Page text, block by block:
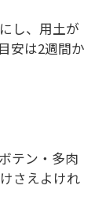
し、用土が
安は2週間か
テン・多肉
さえよけれ